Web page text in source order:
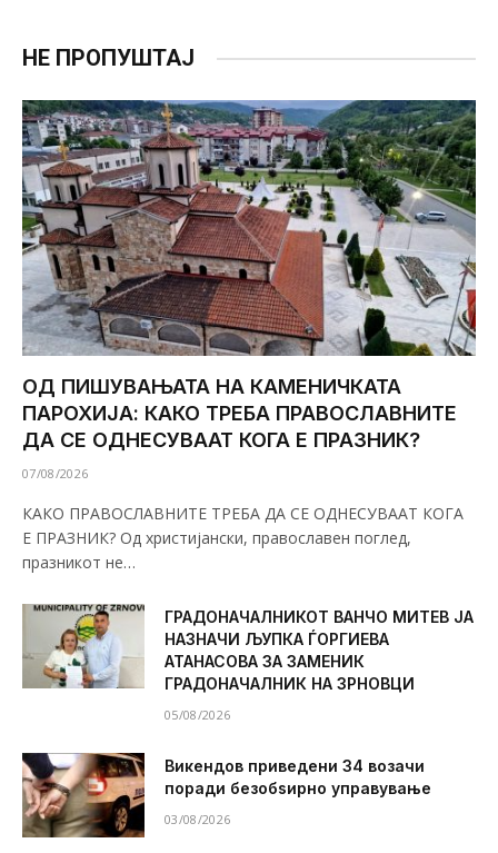
НЕ ПРОПУШТАЈ
ОД ПИШУВАЊАТА НА КАМЕНИЧКАТА
ПАРОХИЈА: КАКО ТРЕБА ПРАВОСЛАВНИТЕ
ДА СЕ ОДНЕСУВААТ КОГА Е ПРАЗНИК?
07/08/2026
КАКО ПРАВОСЛАВНИТЕ ТРЕБА ДА СЕ ОДНЕСУВААТ КОГА
Е ПРАЗНИК? Од христијански, православен поглед,
празникот не…
ГРАДОНАЧАЛНИКОТ ВАНЧО МИТЕВ ЈА
НАЗНАЧИ ЉУПКА ЃОРГИЕВА
АТАНАСОВА ЗА ЗАМЕНИК
ГРАДОНАЧАЛНИК НА ЗРНОВЦИ
05/08/2026
Викендов приведени 34 возачи
поради безобѕирно управување
03/08/2026